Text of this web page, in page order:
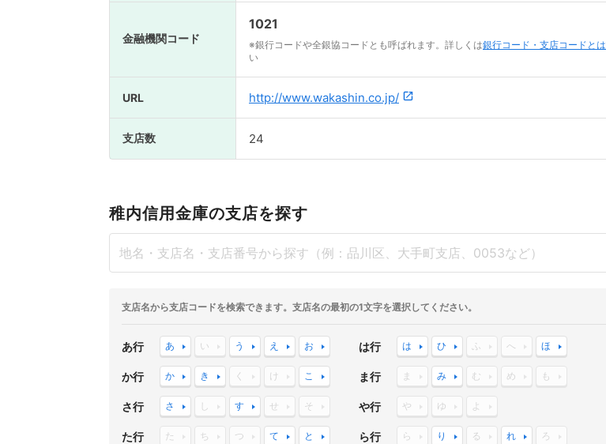
金融機関コード
1021
※銀行コードや全銀協コードとも呼ばれます。詳しくは銀行コード・支店コードとは
い
URL http://www.wakashin.co.jp/
支店数 24
稚内信用金庫の支店を探す
支店名から支店コードを検索できます。支店名の最初の1文字を選択してください。
あ行 あ い う え お
か行 か き く け こ
さ行 さ し す せ そ
た行 た ち つ て と
は行 は ひ ふ へ ほ
ま行 ま み む め も
や行 や ゆ よ
ら行 ら り る れ ろ